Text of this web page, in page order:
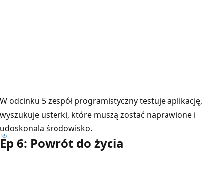
W odcinku 5 zespół programistyczny testuje aplikację,
wyszukuje usterki, które muszą zostać naprawione i
udoskonala środowisko.
Ep 6: Powrót do życia